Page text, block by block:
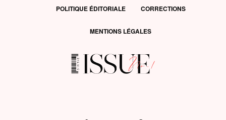
POLITIQUE ÉDITORIALE CORRECTIONS
MENTIONS LÉGALES